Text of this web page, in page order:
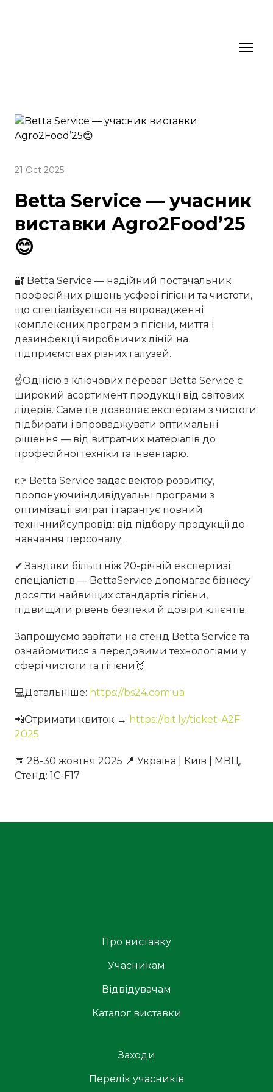
21 Oct 2025
Betta Service — учасник
виставки Agro2Food’25
😊
🔐 Betta Service — надійний постачальник
професійних рішень усфері гігієни та чистоти,
що спеціалізується на впровадженні
комплексних програм з гігієни, миття і
дезинфекції виробничих ліній на
підприємствах різних галузей.
☝Однією з ключових переваг Betta Service є
широкий асортимент продукції від світових
лідерів. Саме це дозволяє експертам з чистоти
підбирати і впроваджувати оптимальні
рішення — від витратних матеріалів до
професійної техніки та інвентарю.
👉 Betta Service задає вектор розвитку,
пропонуючиіндивідуальні програми з
оптимізації витрат і гарантує повний
технічнийсупровід: від підбору продукції до
навчання персоналу.
✔ Завдяки більш ніж 20-річній експертизі
спеціалістів — BettaService допомагає бізнесу
досягти найвищих стандартів гігієни,
підвищити рівень безпеки й довіри клієнтів.
Запрошуємо завітати на стенд Betta Service та
ознайомитися з передовими технологіями у
сфері чистоти та гігієни🙌
💻Детальніше: https://bs24.com.ua
📲Отримати квиток → https://bit.ly/ticket-A2F-
2025
📅 28-30 жовтня 2025 📍 Україна | Київ | МВЦ,
Стенд: 1C-F17
Про виставку
Учасникам
Відвідувачам
Каталог виставки
Заходи
Перелік учасників